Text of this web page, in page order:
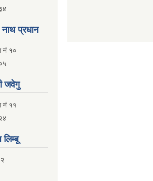
प्रधान
नं १०
जवेगु
नं ११